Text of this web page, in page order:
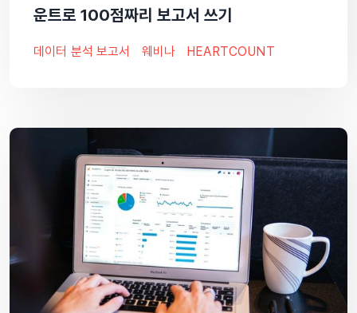
운트로 100점짜리 보고서 쓰기
데이터 분석 보고서 웨비나 HEARTCOUNT